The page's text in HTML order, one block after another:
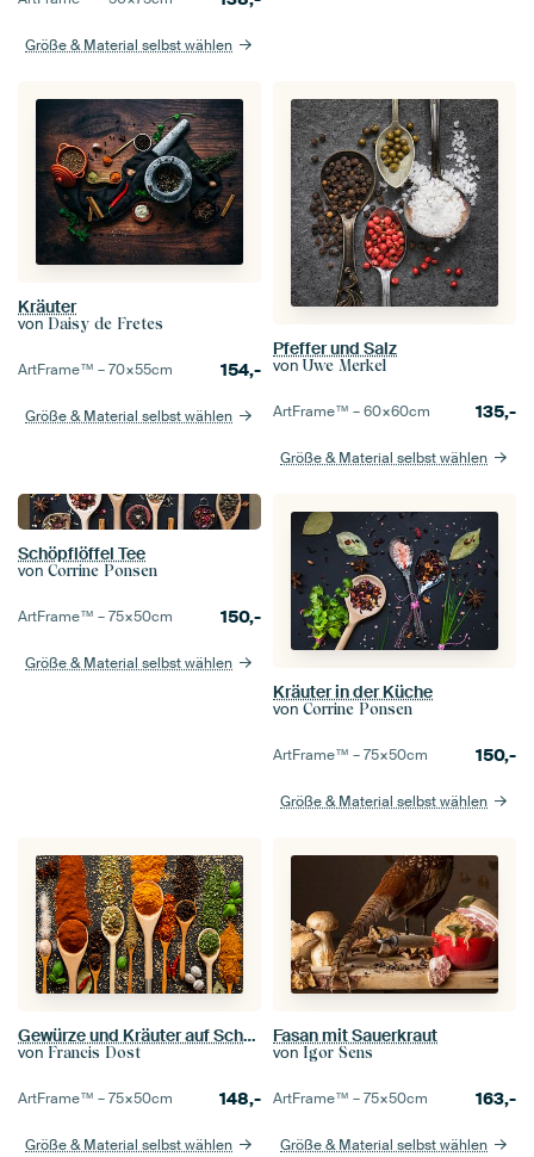
Größe & Material selbst wählen
Kräuter
von Daisy de Fretes
ArtFrame™ –70×55cm 154,-
Größe & Material selbst wählen
Pfeffer und Salz
von Uwe Merkel
ArtFrame™ –60×60cm 135,-
Größe & Material selbst wählen
Schöpflöffel Tee
von Corrine Ponsen
ArtFrame™ –75×50cm 150,-
Größe & Material selbst wählen
Kräuter in der Küche
von Corrine Ponsen
ArtFrame™ –75×50cm 150,-
Größe & Material selbst wählen
Gewürze und Kräuter auf Schöpfkellen in einer bunten Palette.
von Francis Dost
ArtFrame™ –75×50cm 148,-
Größe & Material selbst wählen
Fasan mit Sauerkraut
von Igor Sens
ArtFrame™ –75×50cm 163,-
Größe & Material selbst wählen